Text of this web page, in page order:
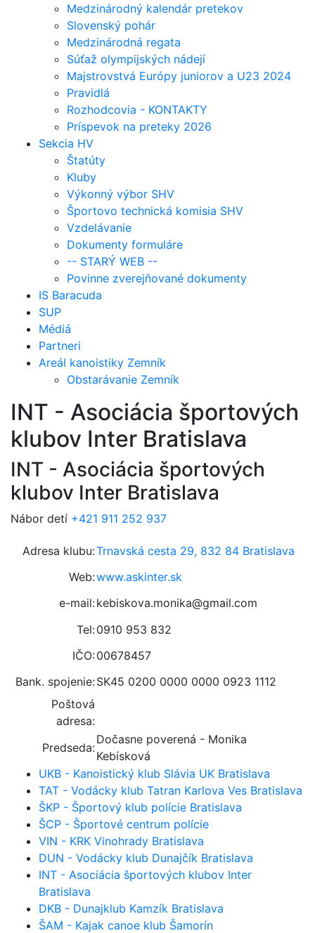
Medzinárodný kalendár pretekov
Slovenský pohár
Medzinárodná regata
Súťaž olympijských nádejí
Majstrovstvá Európy juniorov a U23 2024
Pravidlá
Rozhodcovia - KONTAKTY
Príspevok na preteky 2026
Sekcia HV
Štatúty
Kluby
Výkonný výbor SHV
Športovo technická komisia SHV
Vzdelávanie
Dokumenty formuláre
-- STARÝ WEB --
Povinne zverejňované dokumenty
IS Baracuda
SUP
Médiá
Partneri
Areál kanoistiky Zemník
Obstarávanie Zemník
INT - Asociácia športových
klubov Inter Bratislava
INT - Asociácia športových
klubov Inter Bratislava
Nábor detí +421 911 252 937
Adresa klubu:Trnavská cesta 29, 832 84 Bratislava
Web:www.askinter.sk
e-mail:kebiskova.monika@gmail.com
Tel:0910 953 832
IČO:00678457
Bank. spojenie:SK45 0200 0000 0000 0923 1112
Poštová
adresa:
Predseda:
Dočasne poverená - Monika
Kebísková
UKB - Kanoistický klub Slávia UK Bratislava
TAT - Vodácky klub Tatran Karlova Ves Bratislava
ŠKP - Športový klub polície Bratislava
ŠCP - Športové centrum polície
VIN - KRK Vinohrady Bratislava
DUN - Vodácky klub Dunajčík Bratislava
INT - Asociácia športových klubov Inter
Bratislava
DKB - Dunajklub Kamzík Bratislava
ŠAM - Kajak canoe klub Šamorín